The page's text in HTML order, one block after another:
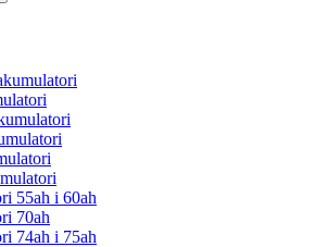
55ah i 60ah
70ah
74ah i 75ah